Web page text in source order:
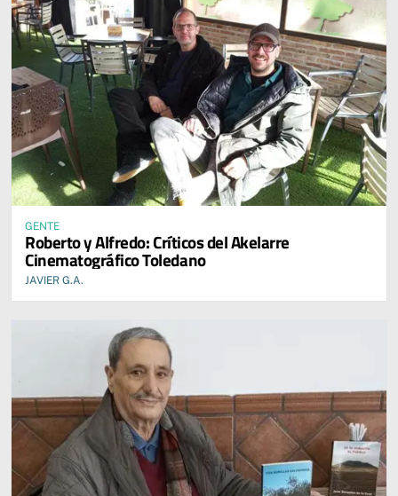
GENTE
Roberto y Alfredo: Críticos del Akelarre
Cinematográfico Toledano
JAVIER G.A.